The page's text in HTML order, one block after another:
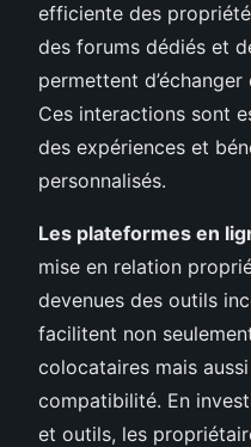
efficiente des
des forums dédiés et
permettent
Ces interactions sont
des expériences et
personnalisés.
Les plateformes en
mise en relation
devenues des outils
facilitent non
colocataires mais
compatibilité. En
et outils, les